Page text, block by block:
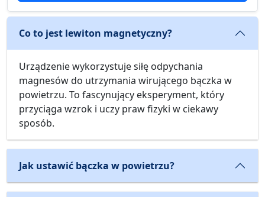
Co to jest lewiton magnetyczny?
Urządzenie wykorzystuje siłę odpychania
magnesów do utrzymania wirującego bączka w
powietrzu. To fascynujący eksperyment, który
przyciąga wzrok i uczy praw fizyki w ciekawy
sposób.
Jak ustawić bączka w powietrzu?